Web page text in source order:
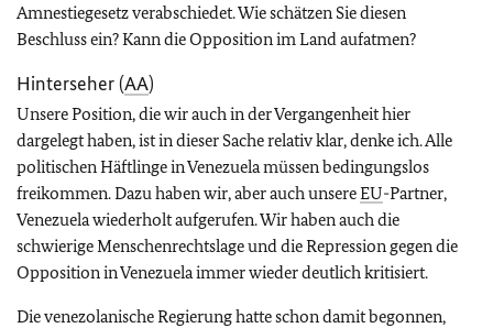
Amnestiegesetz verabschiedet. Wie schätzen Sie diesen
Beschluss ein? Kann die Opposition im Land aufatmen?
Hinterseher (AA)
Unsere Position, die wir auch in der Vergangenheit hier
dargelegt haben, ist in dieser Sache relativ klar, denke ich. Alle
politischen Häftlinge in Venezuela müssen bedingungslos
freikommen. Dazu haben wir, aber auch unsereEU-Partner,
Venezuela wiederholt aufgerufen. Wir haben auch die
schwierige Menschenrechtslage und die Repression gegen die
Opposition in Venezuela immer wieder deutlich kritisiert.
Die venezolanische Regierung hatte schon damit begonnen,